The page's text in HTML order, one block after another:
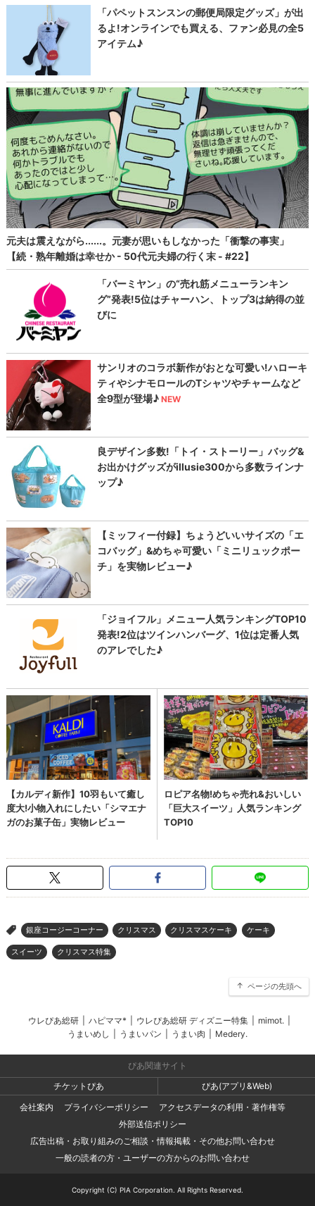
> 銀座コージーコーナー クリスマス クリスマスケーキ ケーキ
スイーツ クリスマス特集
ページの先頭へ
ウレぴあ総研 ハピママ* ウレぴあ総研 ディズニー特集 mimot.
うまいめし
うまいパン うまい肉 Medery.
ぴあ関連サイト
チケットぴあ
ぴあ(アプリ&Web)
会社案内
プライバシーポリシー
アクセスデータの利用・著作権等
外部送信ポリシー
広告出稿・お取り組みのご相談・情報掲載・その他お問い合わせ
一般の読者の方・ユーザーの方からのお問い合わせ
Copyright (C) PIA Corporation. All Rights Reserved.